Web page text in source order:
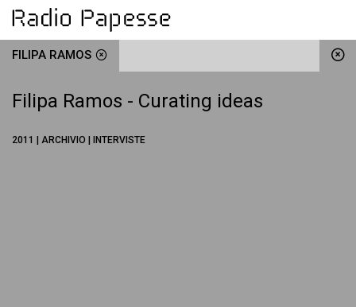
FILIPA RAMOS
Filipa Ramos - Curating ideas
2011 | ARCHIVIO | INTERVISTE